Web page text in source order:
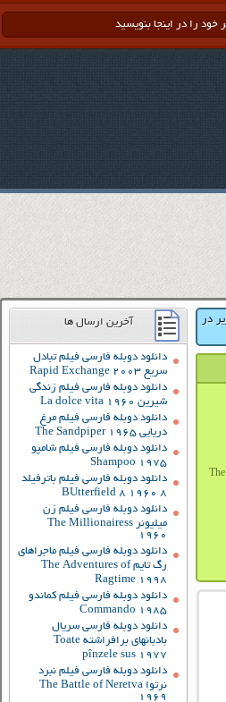
در آخرین ارسال ها
دانلود دوبله فارسی فیلم تبادل
سریع Rapid Exchange 2003
دانلود دوبله فارسی فیلم زندگی
شیرین La dolce vita 1960
دانلود دوبله فارسی فیلم مرغ
دریایی The Sandpiper 1965
دانلود دوبله فارسی فیلم شامپو
Shampoo 1975
دانلود دوبله فارسی فیلم باترفیلد
8 BUtterfield 8 1960
دانلود دوبله فارسی فیلم زن
میلیونر The Millionairess
1960
دانلود دوبله فارسی فیلم ماجراهای
رگ تایم The Adventures of
Ragtime 1998
دانلود دوبله فارسی فیلم کماندو
Commando 1985
دانلود دوبله فارسی سریال
بادبانهای برافراشته Toate
pînzele sus 1977
دانلود دوبله فارسی فیلم نبرد
نرتوا The Battle of Neretva
1969